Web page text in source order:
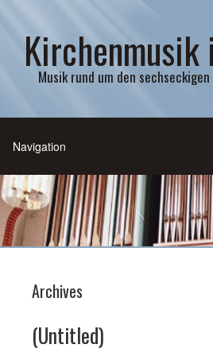
Kirchenmusik
Musik rund um den
Archives
(Untitled)